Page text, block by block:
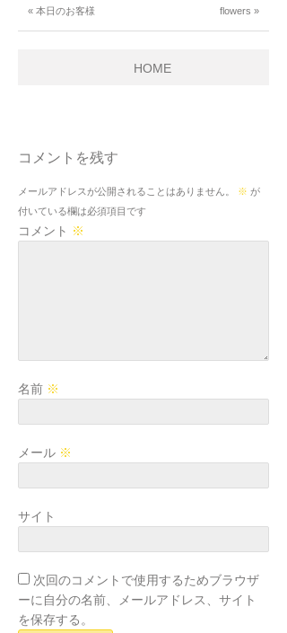
« 本日のお客様 flowers »
HOME
コメントを残す
メールアドレスが公開されることはありません。 ※ が
付いている欄は必須項目です
コメント ※
名前 ※
メール ※
サイト
次回のコメントで使用するためブラウザ
ーに自分の名前、メールアドレス、サイト
を保存する。